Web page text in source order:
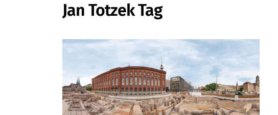
Jan Totzek Tag